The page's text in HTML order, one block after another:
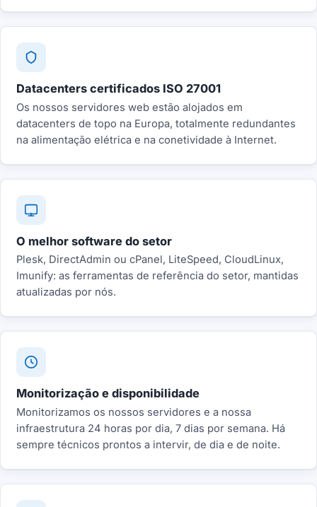
Datacenters certificados ISO 27001
Os nossos servidores web estão alojados em
datacenters de topo na Europa, totalmente redundantes
na alimentação elétrica e na conetividade à Internet.
O melhor software do setor
Plesk, DirectAdmin ou cPanel, LiteSpeed, CloudLinux,
Imunify: as ferramentas de referência do setor, mantidas
atualizadas por nós.
Monitorização e disponibilidade
Monitorizamos os nossos servidores e a nossa
infraestrutura 24 horas por dia, 7 dias por semana. Há
sempre técnicos prontos a intervir, de dia e de noite.